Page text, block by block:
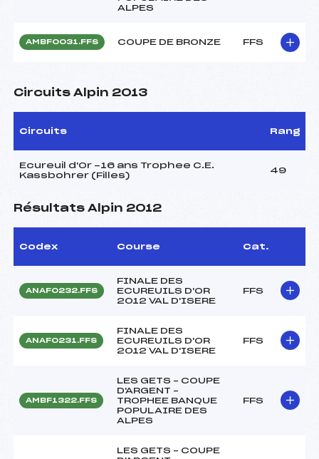
ALPES
AMBF0031.FFS COUPE DE BRONZE FFS
Circuits Alpin 2013
Circuits Rang
Ecureuil d'Or -16 ans Trophee C.E.
Kassbohrer (Filles)
49
Résultats Alpin 2012
Codex Course Cat.
ANAF0232.FFS
FINALE DES
ECUREUILS D'OR
2012 VAL D'ISERE
FFS
ANAF0231.FFS
FINALE DES
ECUREUILS D'OR
2012 VAL D'ISERE
FFS
AMBF1322.FFS
LES GETS – COUPE
D'ARGENT –
TROPHEE BANQUE
POPULAIRE DES
ALPES
FFS
LES GETS – COUPE